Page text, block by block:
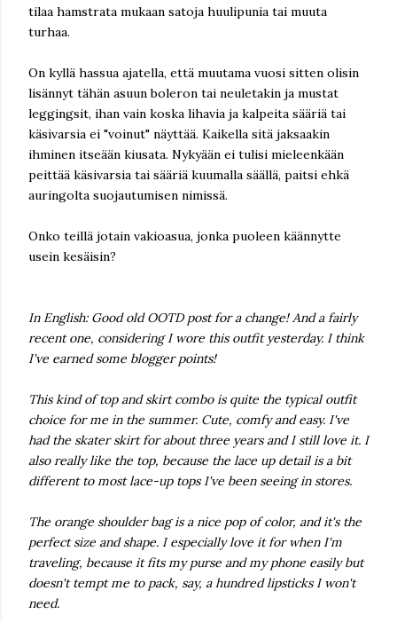
tilaa hamstrata mukaan satoja huulipunia tai muuta
turhaa.
On kyllä hassua ajatella, että muutama vuosi sitten olisin
lisännyt tähän asuun boleron tai neuletakin ja mustat
leggingsit, ihan vain koska lihavia ja kalpeita sääriä tai
käsivarsia ei "voinut" näyttää. Kaikella sitä jaksaakin
ihminen itseään kiusata. Nykyään ei tulisi mieleenkään
peittää käsivarsia tai sääriä kuumalla säällä, paitsi ehkä
auringolta suojautumisen nimissä.
Onko teillä jotain vakioasua, jonka puoleen käännytte
usein kesäisin?
In English: Good old OOTD post for a change! And a fairly
recent one, considering I wore this outfit yesterday. I think
I've earned some blogger points!
This kind of top and skirt combo is quite the typical outfit
choice for me in the summer. Cute, comfy and easy. I've
had the skater skirt for about three years and I still love it. I
also really like the top, because the lace up detail is a bit
different to most lace-up tops I've been seeing in stores.
The orange shoulder bag is a nice pop of color, and it's the
perfect size and shape. I especially love it for when I'm
traveling, because it fits my purse and my phone easily but
doesn't tempt me to pack, say, a hundred lipsticks I won't
need.